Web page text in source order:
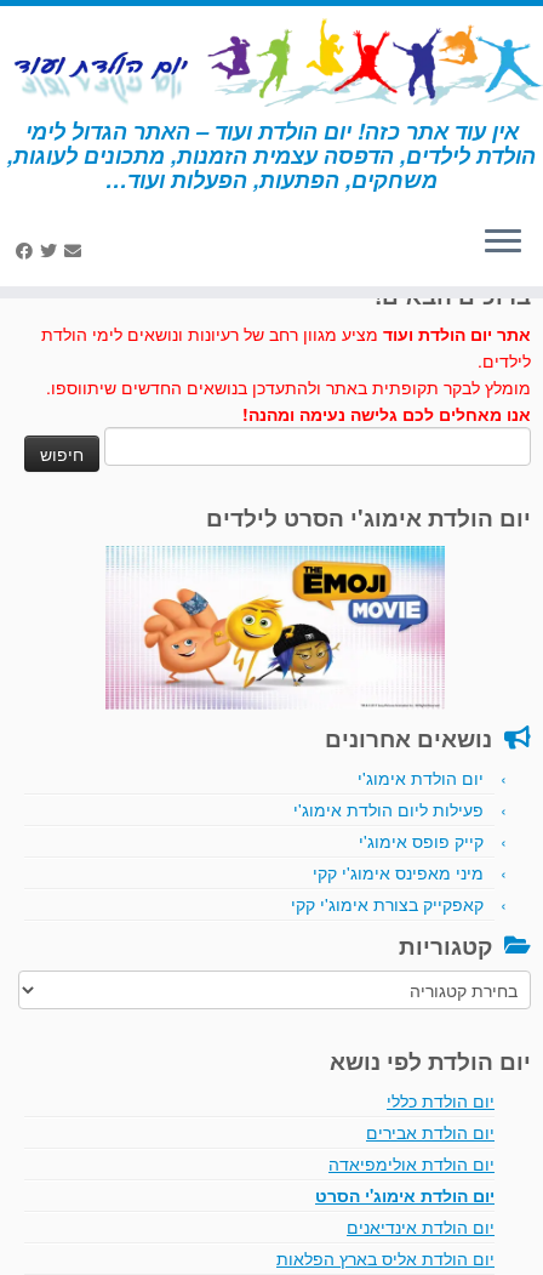
דלג
לתוכן
אין עוד אתר כזה! יום הולדת ועוד – האתר הגדול לימי
הולדת לילדים, הדפסה עצמית הזמנות, מתכונים לעוגות,
משחקים, הפתעות, הפעלות ועוד… דף הבית » יצירה » צמיד מנייר ממוחזר
ברוכים הבאים!
אתר יום הולדת ועוד מציע מגוון רחב של רעיונות ונושאים לימי הולדת
לילדים.
מומלץ לבקר תקופתית באתר ולהתעדכן בנושאים החדשים שיתווספו.
אנו מאחלים לכם גלישה נעימה ומהנה!
יום הולדת אימוג'י הסרט לילדים
נושאים אחרונים
יום הולדת אימוג'י
פעילות ליום הולדת אימוג'י
קייק פופס אימוג'י
מיני מאפינס אימוג'י קקי
קאפקייק בצורת אימוג'י קקי
קטגוריות
קטגוריות
יום הולדת לפי נושא
יום הולדת כללי
יום הולדת אבירים
יום הולדת אולימפיאדה
יום הולדת אימוג'י הסרט
יום הולדת אינדיאנים
יום הולדת אליס בארץ הפלאות